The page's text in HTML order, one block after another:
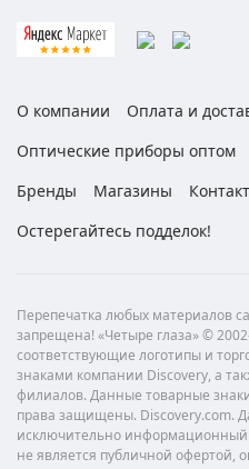
О компании
Оплата и
Оптические приборы оптом
Бренды
Магазины
Остерегайтесь подделок!
Перепечатка любых материалов
запрещена! «Четыре глаза» ©
соответствующие логотипы и
знаками компании Discovery, а
филиалов. Данные товарные
права защищены. Discovery.com.
исключительно информационный
не является публичной офертой,